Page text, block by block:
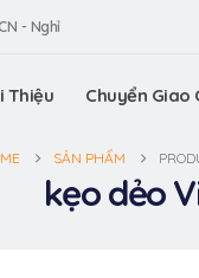
- Nghỉ
Thiệu Chuyển Giao
SẢN PHẨM
kẹo dẻo